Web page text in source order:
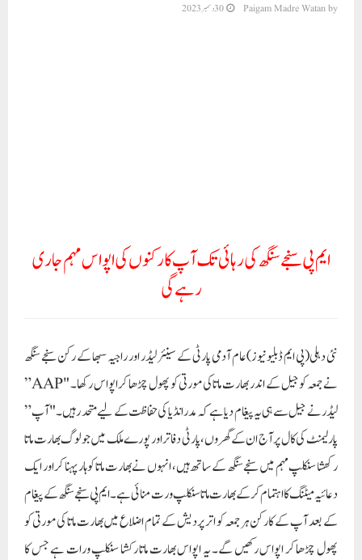
by
Paigam Madre Watan 30 دسمبر 2023
پارلیمنٹ کی کال پر آج ان کے گھروں، پارٹی دفاتر اور پورے ملک میں جو لوگ بھارت ماتا
رکھشا سنکلپ مہم میں سنجے سنگھ کے ساتھ ہیں، انہوں نے بھارت ماتا کو ہار پہنا کر اور ایک
دعائیہ میٹنگ کا اہتمام کر کے بھارت ماتا سنکلپ ورت منائی ہے۔ایم پی سنجے سنگھ کے پیغام
پھول چڑھا کر اپواس رکھیں گے۔ یہ اپواس بھارت ماتا رکشا سنکلپ ورات ہے جس کا
مقصد مندرجہ ذیل ہے۔1. بھارت ماتا کے کروڑوں بیٹے اور بیٹیاں بے روزگاری میں
پھنسے ہوئے ہیں۔ حکومت نے ہر سال 2 کروڑ نوکریاں دینے کا وعدہ کرکے نوجوانوں کو
دھوکہ دیا۔ آئیے ہم سب ایک اپواس رکھیں اور نوجوانوں کے روزگار کی آواز کو مضبوط
کرنے کا عہد کریں۔2. اگنیور یوجنا لا کر مدر انڈیا کی سلامتی سے کھیلا گیا۔ ملک کی بہادر فوج
کو کمزور کیا گیا، دفاعی بجٹ کے 65000 کروڑ روپے خرچ نہیں ہوئے۔ آئیے اپواس
رکھ کر فوج میں بھرتی کو پہلے کی طرح بحال کرنے اور قوم کے لیے نوجوانوں کی قربانی کے
جذبے کو تقویت دینے کا عزم کریں۔3. چین ملک کی سرحد میں دراندازی کر رہا ہے۔